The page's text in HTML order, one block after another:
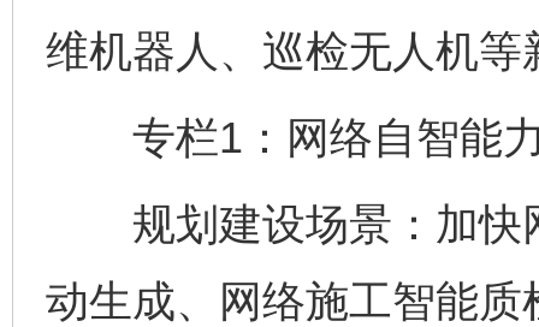
维机器人、巡检无人机
专栏1：网络自智能
规划建设场景：加快
动生成、网络施工智能